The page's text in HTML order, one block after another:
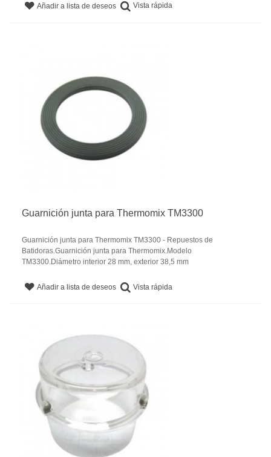
Añadir a lista de deseos Vista rápida
Guarnición junta para Thermomix TM3300
Guarnición junta para Thermomix TM3300 - Repuestos de
Batidoras.Guarnición junta para Thermomix.Modelo
TM3300.Diámetro interior 28 mm, exterior 38,5 mm
Añadir a lista de deseos Vista rápida